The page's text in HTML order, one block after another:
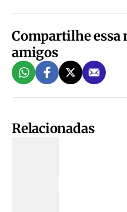
Compartilhe essa
amigos
Relacionadas